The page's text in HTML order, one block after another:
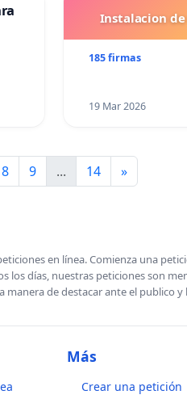
Instalacion
185 firmas
19 Mar 2026
8 9 ... 14 »
en línea. Comienza una
los días, nuestras peticiones son
manera de destacar ante el publico
Más
Crear una petición